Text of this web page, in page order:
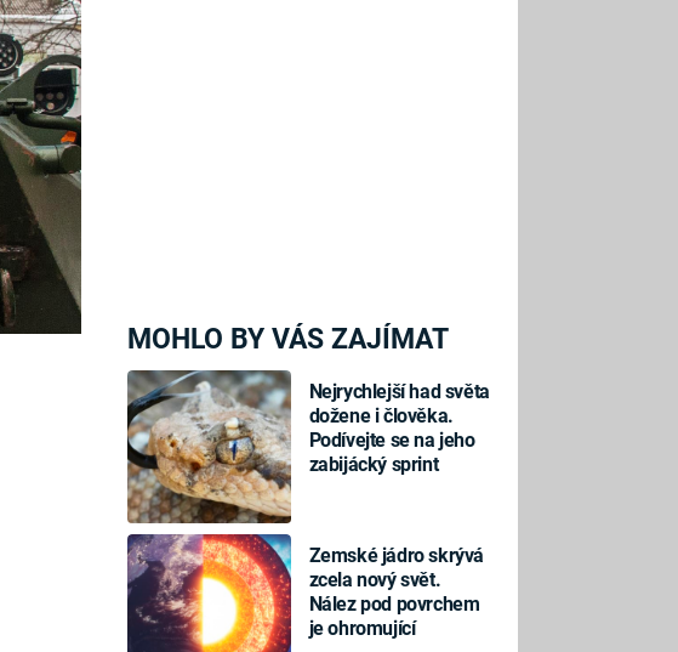
MOHLO BY VÁS ZAJÍMAT
Nejrychlejší had světa
dožene i člověka.
Podívejte se na jeho
zabijácký sprint
Zemské jádro skrývá
zcela nový svět.
Nález pod povrchem
je ohromující